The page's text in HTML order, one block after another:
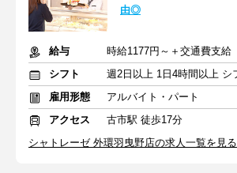
由◎
給与
時給1177円～＋交通費支給
シフト
雇用形態
アルバイト・パート
アクセス
古市駅 徒歩17分
シャトレーゼ 外環羽曳野店の求人一覧を見る